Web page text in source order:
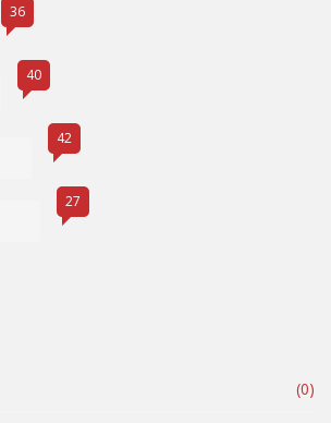
36
40
42
27
(0)